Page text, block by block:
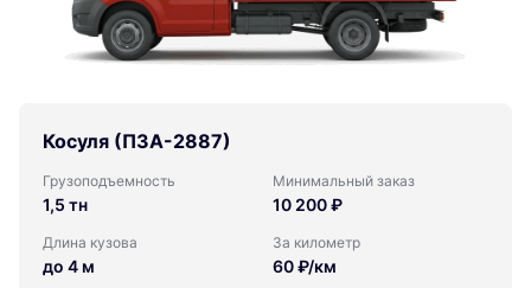
Косуля (ПЗА-2887)
Грузоподъемность
1,5 тн
Минимальный заказ
10 200 ₽
Длина кузова
до 4 м
За километр
60 ₽/км